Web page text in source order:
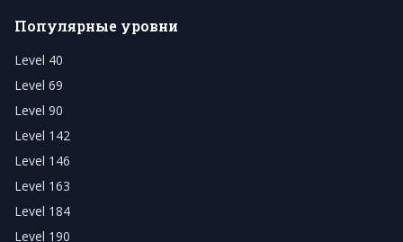
Популярные уровни
Level 40
Level 69
Level 90
Level 142
Level 146
Level 163
Level 184
Level 190